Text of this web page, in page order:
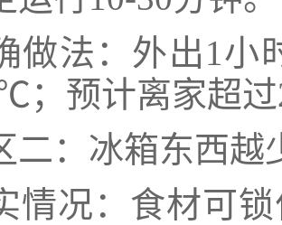
法：外出1小
；预计离家超
：冰箱东西越
况：食材可锁